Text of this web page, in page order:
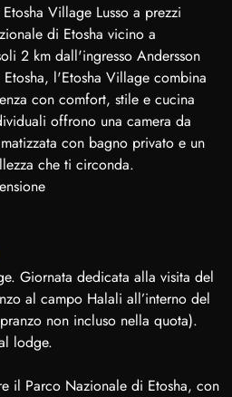
Village Lusso a prezzi
di Etosha vicino a
2 km dall'ingresso Andersson
l'Etosha Village combina
con comfort, stile e cucina
offrono una camera da
con bagno privato e un
che ti circonda.
Giornata dedicata alla visita del
al campo Halali all’interno del
non incluso nella quota).
lodge.
il Parco Nazionale di Etosha, con